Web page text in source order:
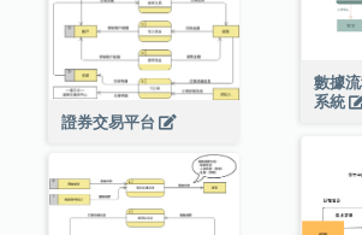
數據
系統
證券交易平台